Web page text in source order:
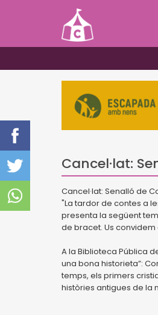
Cancel·lat:
Cancel·lat: Senalló de
"La tardor de contes a
presenta la següent
de bracet. Us convidem
A la Biblioteca Pública
una bona historieta”:
temps, els primers
històries antigues de la